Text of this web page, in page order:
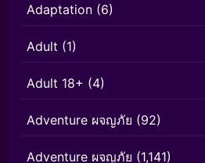
Adaptation (6)
Adult (1)
Adult 18+ (4)
Adventure ผจญภัย (92)
Adventure ผจญภัย (1,141)